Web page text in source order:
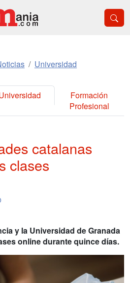
Universidad
Formación
Profesional
catalanas
clases
y la Universidad de Granada
online durante quince días.